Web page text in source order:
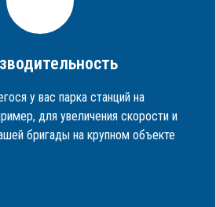
у вас парка станций на
для увеличения скорости и
бригады на крупном объекте